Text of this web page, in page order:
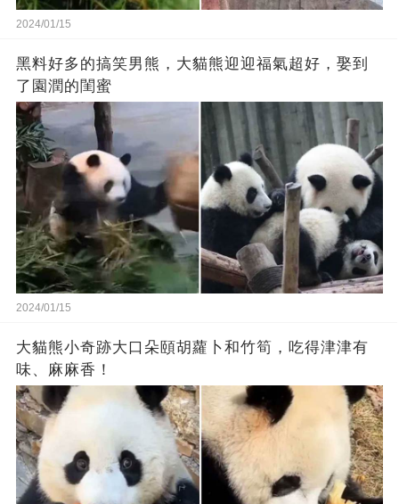
2024/01/15
黑料好多的搞笑男熊，大貓熊迎迎福氣超好，娶到
了園潤的閨蜜
2024/01/15
大貓熊小奇跡大口朵頤胡蘿卜和竹筍，吃得津津有
味、麻麻香！